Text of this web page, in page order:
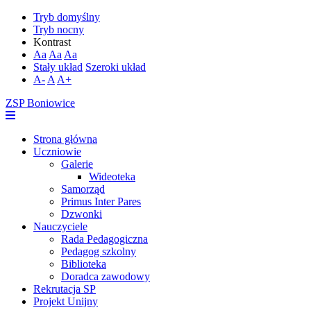
Tryb domyślny
Tryb nocny
Kontrast
Aa Aa Aa
Stały układ Szeroki układ
A- A A+
ZSP Boniowice
Strona główna
Uczniowie
Galerie
Wideoteka
Samorząd
Primus Inter Pares
Dzwonki
Nauczyciele
Rada Pedagogiczna
Pedagog szkolny
Biblioteka
Doradca zawodowy
Rekrutacja SP
Projekt Unijny